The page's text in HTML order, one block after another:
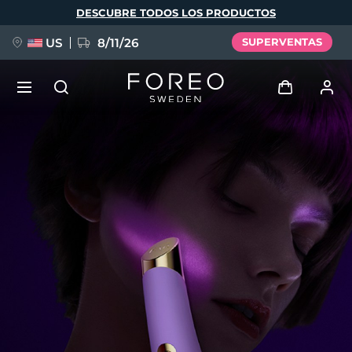
DESCUBRE TODOS LOS PRODUCTOS
US 8/11/26 SUPERVENTAS
Iniciar sesión
Perfil de usuario
Mis dispositivos
Mis pedidos
Mis direcciones
Mis suscripciones
FAQ™ Pure Beauty-Tech Elixir
issa™ Teeth Whitening Set
English Deutsch
Français
Italiano
Português
Svenska
Русский
Türkçe
简体中文 繁體中文